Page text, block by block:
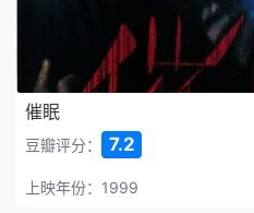
催眠
豆瓣评分： 7.2
上映年份：1999